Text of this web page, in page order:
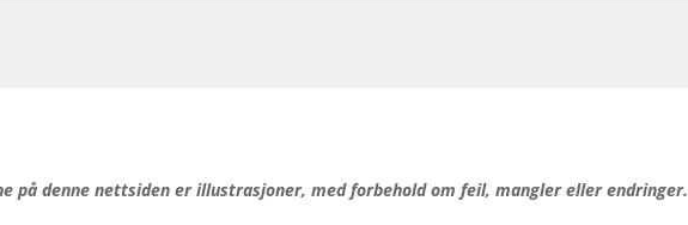
på denne nettsiden er illustrasjoner, med forbehold om feil, mangler eller endringer.